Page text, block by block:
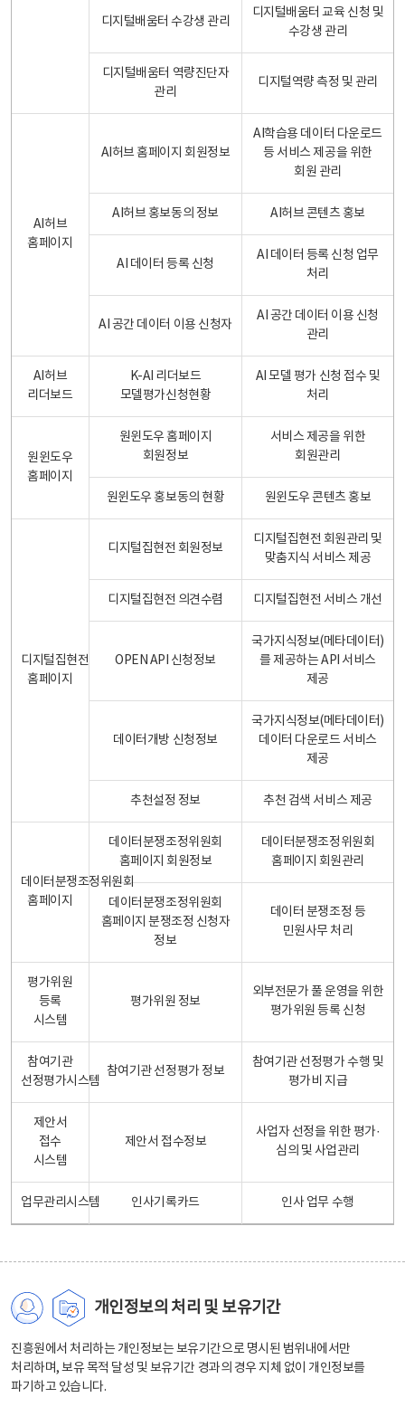
디지털배움터 수강생 관리
디지털배움터 교육 신청 및
수강생 관리
디지털배움터 역량진단자
관리
디지털역량 측정 및 관리
AI허브
홈페이지
AI허브 홈페이지 회원정보
AI학습용 데이터 다운로드
등 서비스 제공을 위한
회원 관리
AI허브 홍보동의 정보 AI허브 콘텐츠 홍보
AI 데이터 등록 신청
AI 데이터 등록 신청 업무
처리
AI 공간 데이터 이용 신청자
AI 공간 데이터 이용 신청
관리
AI허브
리더보드
K-AI 리더보드
모델평가신청현황
AI 모델 평가 신청 접수 및
처리
원윈도우
홈페이지
원윈도우 홈페이지
회원정보
서비스 제공을 위한
회원관리
원윈도우 홍보동의 현황 원윈도우 콘텐츠 홍보
디지털집현전
홈페이지
디지털집현전 회원정보
디지털집현전 회원관리 및
맞춤지식 서비스 제공
디지털집현전 의견수렴 디지털집현전 서비스 개선
OPEN API 신청정보
국가지식정보(메타데이터)
를 제공하는 API 서비스
제공
데이터개방 신청정보
국가지식정보(메타데이터)
데이터 다운로드 서비스
제공
추천설정 정보 추천 검색 서비스 제공
데이터분쟁조정위원회
홈페이지
데이터분쟁조정위원회
홈페이지 회원정보
데이터분쟁조정위원회
홈페이지 회원관리
데이터분쟁조정위원회
홈페이지 분쟁조정 신청자
정보
데이터 분쟁조정 등
민원사무 처리
평가위원
등록
시스템
평가위원 정보
외부전문가 풀 운영을 위한
평가위원 등록 신청
참여기관
선정평가시스템
참여기관 선정평가 정보
참여기관 선정평가 수행 및
평가비 지급
제안서
접수
시스템
제안서 접수정보
사업자 선정을 위한 평가·
심의 및 사업관리
업무관리시스템 인사기록카드 인사 업무 수행
개인정보의 처리 및 보유기간
진흥원에서 처리하는 개인정보는 보유기간으로 명시된 범위내에서만
처리하며, 보유 목적 달성 및 보유기간 경과의 경우 지체 없이 개인정보를
파기하고 있습니다.